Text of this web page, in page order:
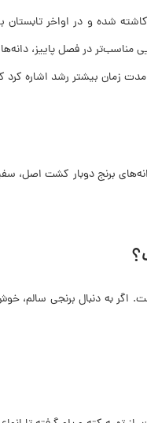
شده و در اواخر
در فصل پاییز،
زمان بیشتر رشد اشاره
برنج دوبار کشت
اگر به دنبال برنجی